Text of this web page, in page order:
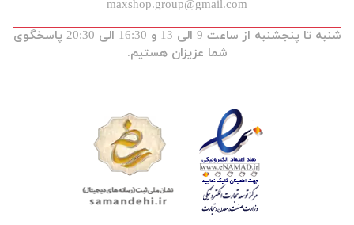
maxshop.group@gmail.com
شنبه تا پنجشنبه از ساعت 9 الی 13 و 16:30 الی 20:30 پاسخگوی
شما عزیزان هستیم.